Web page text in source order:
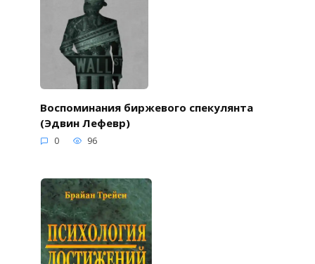
Воспоминания биржевого спекулянта
(Эдвин Лефевр)
0 96